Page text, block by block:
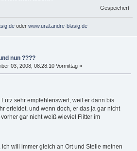
Gespeichert
oder www.ural.andre-blasig.de
nun ????
03, 2008, 08:28:10 Vormittag »
sehr empfehlenswert, weil er dann bis
erleidet, und wenn doch, er das ja gar nicht
gar nicht weiß wieviel Flitter im
will immer gleich an Ort und Stelle meinen